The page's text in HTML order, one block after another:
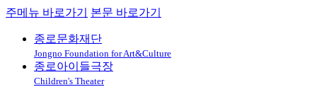
주메뉴 바로가기 본문 바로가기
종로문화재단
Jongno Foundation for Art&Culture
종로아이들극장
Children's Theater